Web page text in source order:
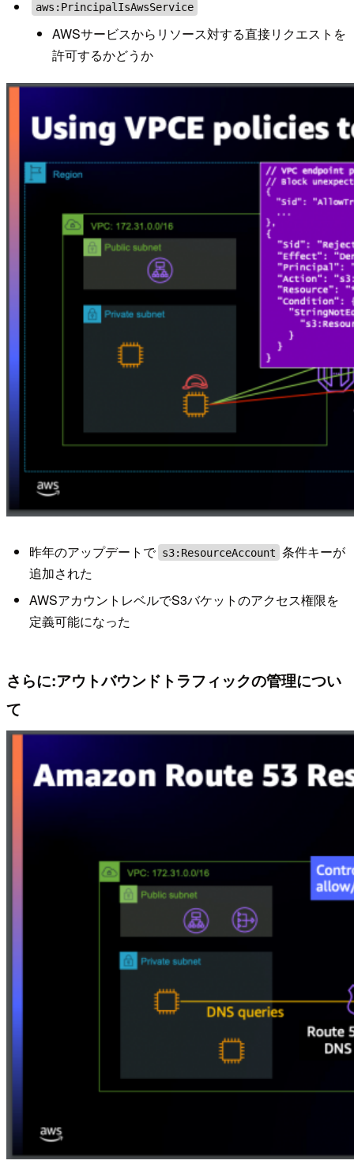
aws:PrincipalIsAwsService
AWSサービスからリソース対する直接リクエストを
許可するかどうか
昨年のアップデートで s3:ResourceAccount 条件キーが
追加された
AWSアカウントレベルでS3バケットのアクセス権限を
定義可能になった
さらに:アウトバウンドトラフィックの管理につい
て